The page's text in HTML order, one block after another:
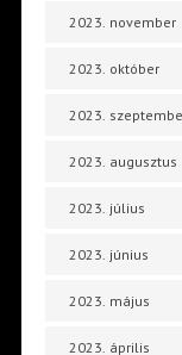
2023. november
2023. október
2023.
2023. augusztus
2023. július
2023. június
2023. május
2023. április